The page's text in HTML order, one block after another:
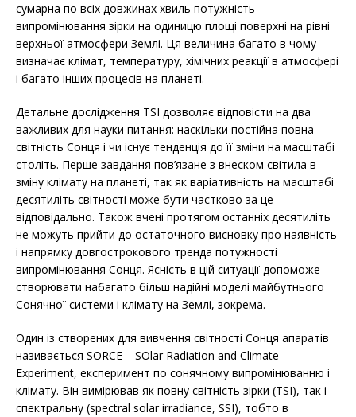
сумарна по всіх довжинах хвиль потужність
випромінювання зірки на одиницю площі поверхні на рівні
верхньої атмосфери Землі. Ця величина багато в чому
визначає клімат, температуру, хімічних реакції в атмосфері
і багато інших процесів на планеті.
Детальне дослідження TSI дозволяє відповісти на два
важливих для науки питання: наскільки постійна повна
світність Сонця і чи існує тенденція до її зміни на масштабі
століть. Перше завдання пов’язане з внеском світила в
зміну клімату на планеті, так як варіативність на масштабі
десятиліть світності може бути частково за це
відповідально. Також вчені протягом останніх десятиліть
не можуть прийти до остаточного висновку про наявність
і напрямку довгострокового тренда потужності
випромінювання Сонця. Ясність в цій ситуації допоможе
створювати набагато більш надійні моделі майбутнього
Сонячної системи і клімату на Землі, зокрема.
Один із створених для вивчення світності Сонця апаратів
називається SORCE – SOlar Radiation and Climate
Experiment, експеримент по сонячному випромінюванню і
клімату. Він вимірював як повну світність зірки (TSI), так і
спектральну (spectral solar irradiance, SSI), тобто в